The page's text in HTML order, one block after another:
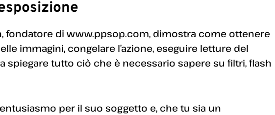
fondatore di www.ppsop.com, dimostra come ottenere
immagini, congelare l’azione, eseguire letture del
spiegare tutto ciò che è necessario sapere su filtri, flash
per il suo soggetto e, che tu sia un